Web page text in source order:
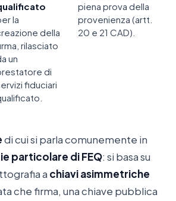
la
della
rilasciato
un
di
fiduciari
piena prova della
provenienza (artt.
20 e 21 CAD).
di cui si parla comunemente in
particolare di FEQ: si basa su
a chiavi asimmetriche
che firma, una chiave pubblica